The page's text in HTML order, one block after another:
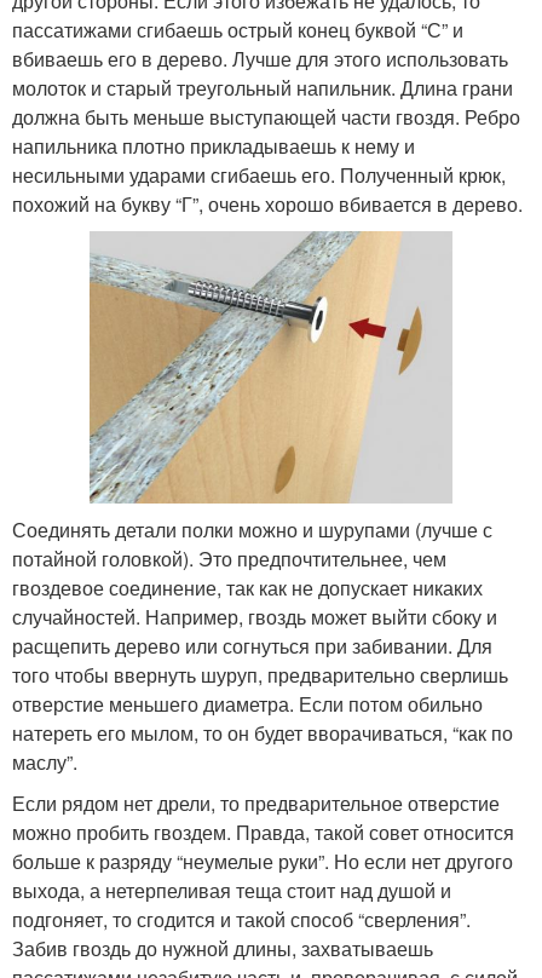
пассатижами сгибаешь острый конец буквой “С” и
вбиваешь его в дерево. Лучше для этого использовать
молоток и старый треугольный напильник. Длина грани
должна быть меньше выступающей части гвоздя. Ребро
напильника плотно прикладываешь к нему и
несильными ударами сгибаешь его. Полученный крюк,
похожий на букву “Г”, очень хорошо вбивается в дерево.
Соединять детали полки можно и шурупами (лучше с
потайной головкой). Это предпочтительнее, чем
гвоздевое соединение, так как не допускает никаких
случайностей. Например, гвоздь может выйти сбоку и
расщепить дерево или согнуться при забивании. Для
того чтобы ввернуть шуруп, предварительно сверлишь
отверстие меньшего диаметра. Если потом обильно
натереть его мылом, то он будет вворачиваться, “как по
маслу”.
Если рядом нет дрели, то предварительное отверстие
можно пробить гвоздем. Правда, такой совет относится
больше к разряду “неумелые руки”. Но если нет другого
выхода, а нетерпеливая теща стоит над душой и
подгоняет, то сгодится и такой способ “сверления”.
Забив гвоздь до нужной длины, захватываешь